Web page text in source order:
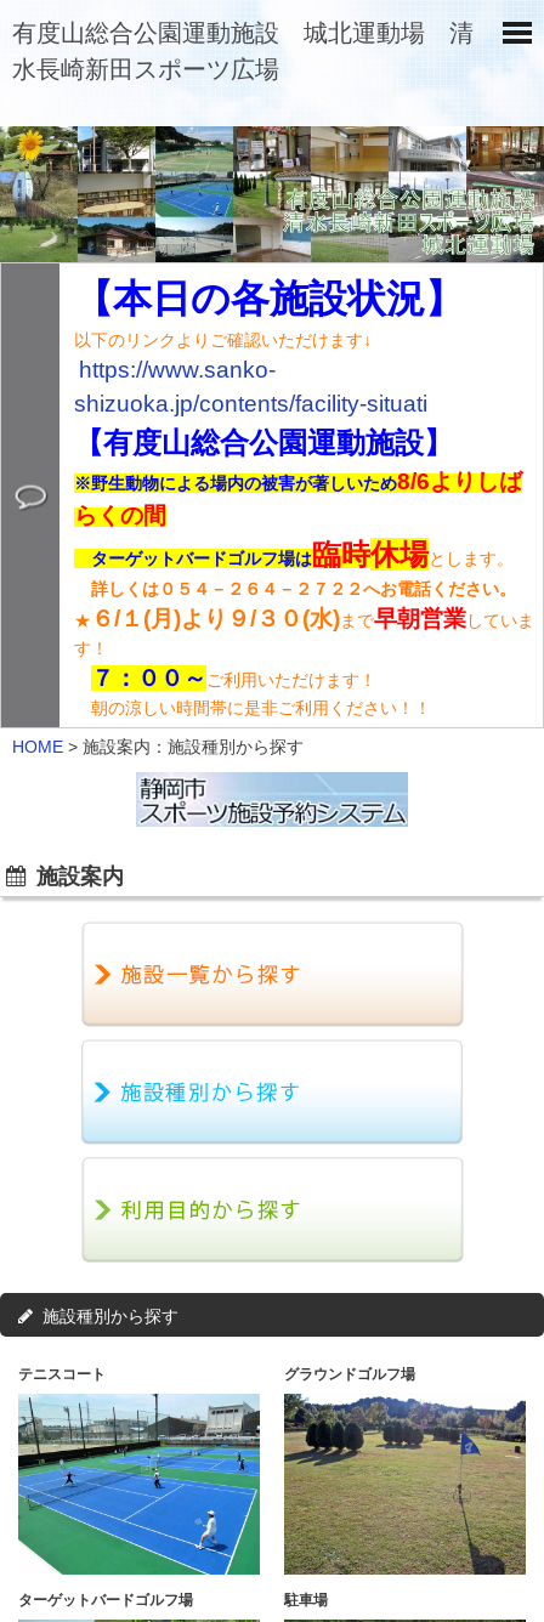
有度山総合公園運動施設 城北運動場 清
水長崎新田スポーツ広場
【本日の各施設状況】
以下のリンクよりご確認いただけます↓
https://www.sanko-
shizuoka.jp/contents/facility-situati
【有度山総合公園運動施設】
※野生動物による場内の被害が著しいため8/6よりしば
らくの間
ターゲットバードゴルフ場は臨時休場とします。
詳しくは０５４－２６４－２７２２へお電話ください。
★ ６/１(月)より９/３０(水)まで早朝営業していま
す！
７：００～ ご利用いただけます！
朝の涼しい時間帯に是非ご利用ください！！
HOME > 施設案内：施設種別から探す
施設案内
施設種別から探す
テニスコート グラウンドゴルフ場
ターゲットバードゴルフ場 駐車場